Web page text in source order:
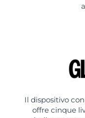
Il dispositivo
offre cinque